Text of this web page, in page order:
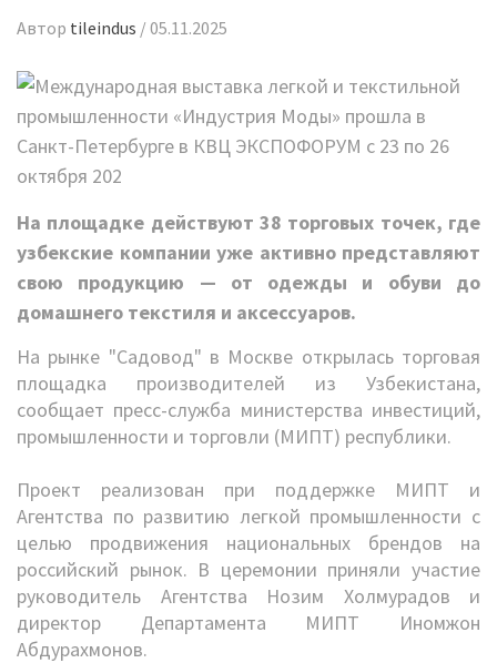
Автор tileindus /05.11.2025
На площадке действуют 38 торговых точек, где
узбекские компании уже активно представляют
свою продукцию — от одежды и обуви до
домашнего текстиля и аксессуаров.
На рынке "Садовод" в Москве открылась торговая
площадка производителей из Узбекистана,
сообщает пресс-служба министерства инвестиций,
промышленности и торговли (МИПТ) республики.
Проект реализован при поддержке МИПТ и
Агентства по развитию легкой промышленности с
целью продвижения национальных брендов на
российский рынок. В церемонии приняли участие
руководитель Агентства Нозим Холмурадов и
директор Департамента МИПТ Иномжон
Абдурахмонов.